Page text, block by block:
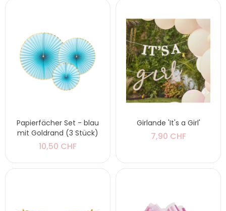
Papierfächer Set - blau
mit Goldrand (3 Stück)
10,50 CHF
Girlande 'It's a Girl'
7,90 CHF